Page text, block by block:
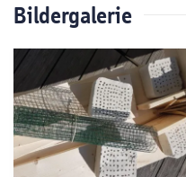
Bildergalerie